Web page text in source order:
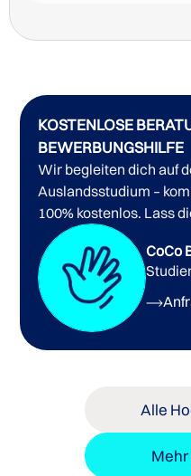
KOSTENLOSE
BEWERBUNGSHILFE
Wir begleiten dich auf
Auslandsstudium –
100% kostenlos. Lass
CoCo
Alle